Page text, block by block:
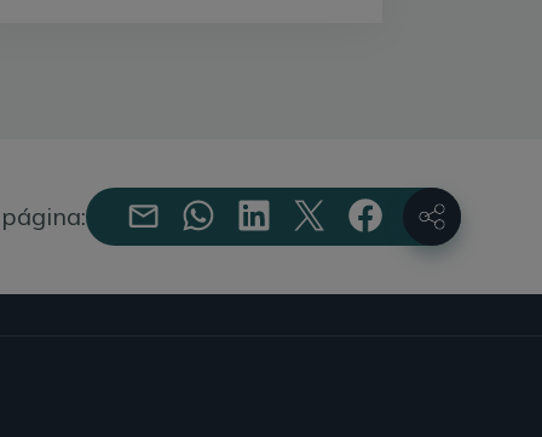
ou mercados e por comprar
Só assim foi possível ter, por